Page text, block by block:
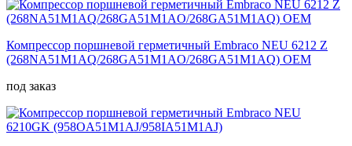
Компрессор поршневой герметичный Embraco NEU 6212 Z
(268NA51M1AQ/268GA51M1AO/268GA51M1AQ) OEM
под заказ